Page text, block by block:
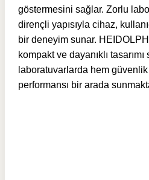
göstermesini sağlar. Zorlu
dirençli yapısıyla cihaz,
bir deneyim sunar.
kompakt ve dayanıklı
laboratuvarlarda hem
performansı bir arada